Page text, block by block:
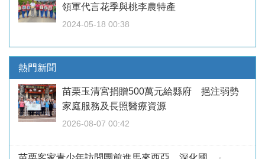
領軍代言花季與桃李農特產
2024-05-18 00:38
熱門新聞
苗栗玉清宮捐贈500萬元給縣府 挹注弱勢
家庭服務及長照醫療資源
2026-08-07 00:42